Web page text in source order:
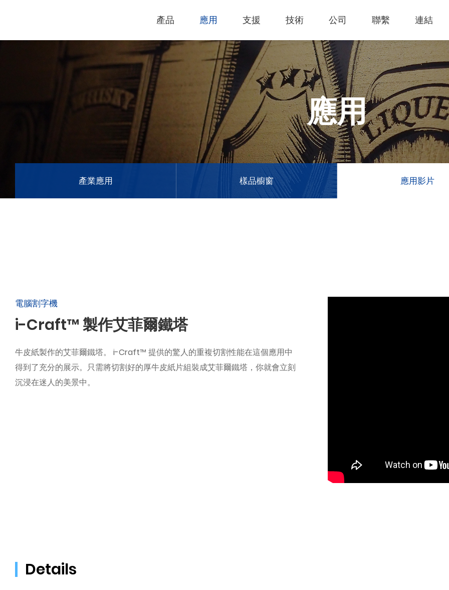
產品
電腦割字機 雷射雕刻機
雷射打標機
應用
熱門應用
薄膜切割
玻璃
禮贈品
首飾
塑料
印章
陳列展示
支援
技術支援
下載專區
產品終止政策
過保固服務
技術
知識專區
產品影片
雷射雕刻
公司
關於我們
經營理念
創新技術
客戶服務
里程
全部
公司
產品
榮譽和認証 新聞
最新
參展訊
聯繫
客戶服務
成為代理商
產品諮詢
其他問題
GCC 聯絡資訊
聯繫我們
連結
Financing Service
GCC Web Shop
GCC Club
代理商入口
公司概況
公司治理
股東訊息
財務報表
利害關係
ESG永續
應用
產業應用 樣品櫥窗 應用影片
電腦割字機
i-Craft™ 製作艾菲爾鐵塔
牛皮紙製作的艾菲爾鐵塔。 i-Craft™ 提供的驚人的重複切割性能在這個應用中
得到了充分的展示。只需將切割好的厚牛皮紙片組裝成艾菲爾鐵塔，你就會立刻
沉浸在迷人的美景中。
Details